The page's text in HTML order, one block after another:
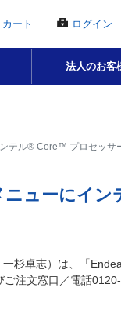
カート ログイン
法人のお客
テル® Core™ プロセッサ
ニューにイ
杉卓志）は、「
ご注文窓口／電話